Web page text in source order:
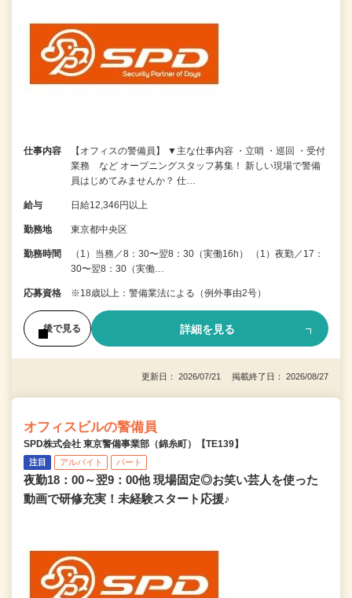
仕事内容
【オフィスの警備員】 ▼主な仕事内容 ・立哨 ・巡回 ・受付
業務 など オープニングスタッフ募集！ 新しい現場で警備
員はじめてみませんか？ 仕…
給与 日給12,346円以上
勤務地 東京都中央区
勤務時間
（1）当務／8：30〜翌8：30（実働16h） （1）夜勤／17：
30〜翌8：30（実働…
応募資格 ※18歳以上：警備業法による（例外事由2号）
後で見る 詳細を見る
更新日： 2026/07/21 掲載終了日： 2026/08/27
オフィスビルの警備員
SPD株式会社 東京警備事業部（錦糸町）【TE139】
注目 アルバイト パート
夜勤18：00～翌9：00他 現場固定◎お笑い芸人を使った
動画で研修充実！未経験スタート応援♪